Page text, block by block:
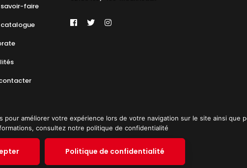
faire
du site © 2019 PATRICK SPICA
améliorer votre expérience lors de votre navigation sur le site ainsi que
consultez notre politique de confidentialité
Politique de confidentialité